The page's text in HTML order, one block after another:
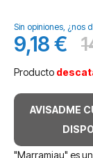
de
la
galería
imágenes
Sin opiniones, ¿nos
Precio
especial
9,18 €
Producto
AVISADME
"Marramiau" es